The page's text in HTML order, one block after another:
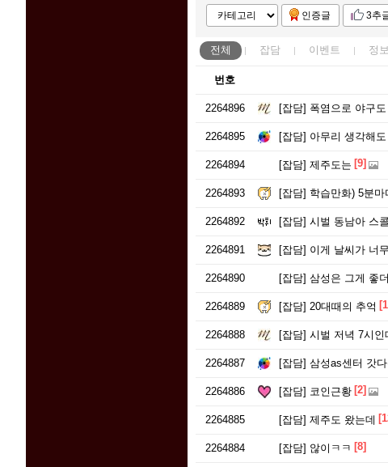
인증글 3추
전체 잡담 이벤트 정보
번호
2264896 [잡담] 폭염으로 야구
2264895 [잡담] 아무리 생각해도
2264894 [잡담] 제주도는 [9]
2264893 [잡담] 학습만화) 5분
2264892 [잡담] 시벌 동남아 스
2264891 [잡담] 이게 날씨가 너
2264890 [잡담] 삼성은 그게 좋
2264889 [잡담] 20대때의 추억
2264888 [잡담] 시벌 저녁 7시인
2264887 [잡담] 삼성as센터 갓
2264886 [잡담] 코인근황 [2]
2264885 [잡담] 제주도 왔는데
2264884 [잡담] 않이ㅋㅋ [8]